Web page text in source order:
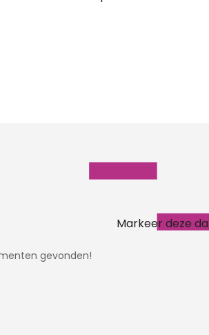
Markeer deze
gevonden!